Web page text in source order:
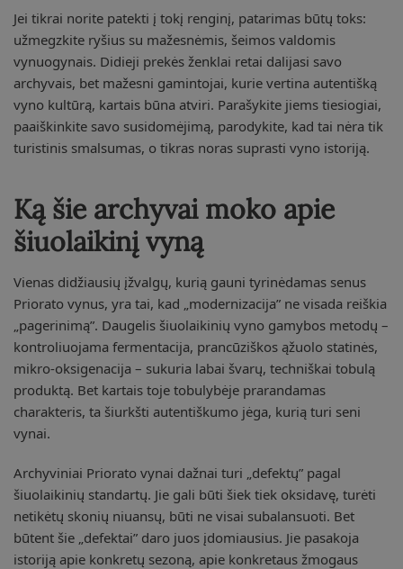
Jei tikrai norite patekti į tokį renginį, patarimas būtų toks:
užmegzkite ryšius su mažesnėmis, šeimos valdomis
vynuogynais. Didieji prekės ženklai retai dalijasi savo
archyvais, bet mažesni gamintojai, kurie vertina autentišką
vyno kultūrą, kartais būna atviri. Parašykite jiems tiesiogiai,
paaiškinkite savo susidomėjimą, parodykite, kad tai nėra tik
turistinis smalsumas, o tikras noras suprasti vyno istoriją.
Ką šie archyvai moko apie
šiuolaikinį vyną
Vienas didžiausių įžvalgų, kurią gauni tyrinėdamas senus
Priorato vynus, yra tai, kad „modernizacija” ne visada reiškia
„pagerinimą”. Daugelis šiuolaikinių vyno gamybos metodų –
kontroliuojama fermentacija, prancūziškos ąžuolo statinės,
mikro-oksigenacija – sukuria labai švarų, techniškai tobulą
produktą. Bet kartais toje tobulybėje prarandamas
charakteris, ta šiurkšti autentiškumo jėga, kurią turi seni
vynai.
Archyviniai Priorato vynai dažnai turi „defektų” pagal
šiuolaikinių standartų. Jie gali būti šiek tiek oksidavę, turėti
netikėtų skonių niuansų, būti ne visai subalansuoti. Bet
būtent šie „defektai” daro juos įdomiausius. Jie pasakoja
istoriją apie konkretų sezoną, apie konkretaus žmogaus